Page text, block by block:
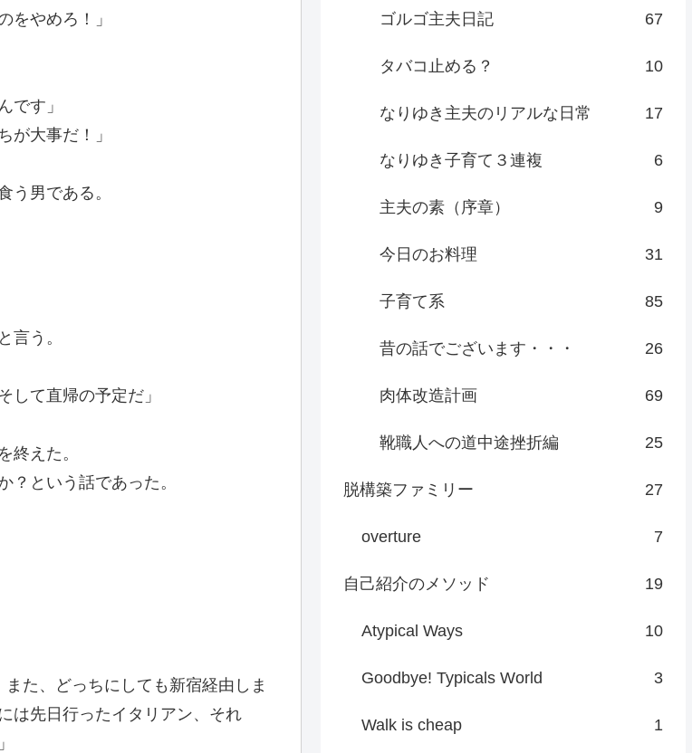
をやめろ！」
です」
が大事だ！」
う男である。
言う。
して直帰の予定だ」
終えた。
という話であった。
た、どっちにしても新宿経由しま
は先日行ったイタリアン、それ
ゴルゴ主夫日記 67
タバコ止める？ 10
なりゆき主夫のリアルな日常 17
なりゆき子育て３連複 6
主夫の素（序章） 9
今日のお料理 31
子育て系 85
昔の話でございます・・・ 26
肉体改造計画 69
靴職人への道中途挫折編 25
脱構築ファミリー 27
overture 7
自己紹介のメソッド 19
Atypical Ways 10
Goodbye! Typicals World 3
Walk is cheap 1